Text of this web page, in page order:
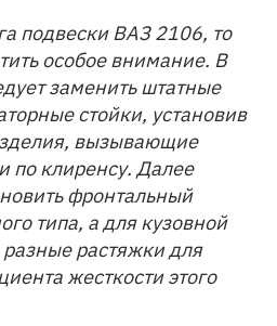
подвески ВАЗ 2106, то
особое внимание. В
заменить штатные
стойки, установив
вызывающие
по клиренсу. Далее
фронтальный
типа, а для кузовной
разные растяжки для
жесткости этого